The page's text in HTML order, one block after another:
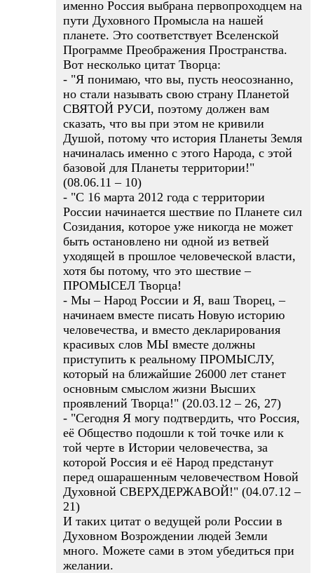
именно Россия выбрана первопроходцем на
пути Духовного Промысла на нашей
планете. Это соответствует Вселенской
Программе Преображения Пространства.
Вот несколько цитат Творца:
- "Я понимаю, что вы, пусть неосознанно,
но стали называть свою страну Планетой
СВЯТОЙ РУСИ, поэтому должен вам
сказать, что вы при этом не кривили
Душой, потому что история Планеты Земля
начиналась именно с этого Народа, с этой
базовой для Планеты территории!"
(08.06.11 – 10)
- "С 16 марта 2012 года с территории
России начинается шествие по Планете сил
Созидания, которое уже никогда не может
быть остановлено ни одной из ветвей
уходящей в прошлое человеческой власти,
хотя бы потому, что это шествие –
ПРОМЫСЕЛ Творца!
- Мы – Народ России и Я, ваш Творец, –
начинаем вместе писать Новую историю
человечества, и вместо декларирования
красивых слов МЫ вместе должны
приступить к реальному ПРОМЫСЛУ,
который на ближайшие 26000 лет станет
основным смыслом жизни Высших
проявлений Творца!" (20.03.12 – 26, 27)
- "Сегодня Я могу подтвердить, что Россия,
её Общество подошли к той точке или к
той черте в Истории человечества, за
которой Россия и её Народ предстанут
перед ошарашенным человечеством Новой
Духовной СВЕРХДЕРЖАВОЙ!" (04.07.12 –
21)
И таких цитат о ведущей роли России в
Духовном Возрождении людей Земли
много. Можете сами в этом убедиться при
желании.